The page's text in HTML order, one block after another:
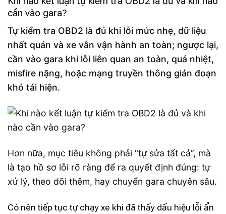
cần vào gara?
Tự kiểm tra OBD2 là đủ khi lỗi mức nhẹ, dữ liệu
nhất quán và xe vẫn vận hành an toàn; ngược lại,
cần vào gara khi lỗi liên quan an toàn, quá nhiệt,
misfire nặng, hoặc mạng truyền thông gián đoạn
khó tái hiện.
Hơn nữa, mục tiêu không phải “tự sửa tất cả”, mà
là tạo hồ sơ lỗi rõ ràng để ra quyết định đúng: tự
xử lý, theo dõi thêm, hay chuyển gara chuyên sâu.
Có nên tiếp tục tự chạy xe khi đã thấy dấu hiệu lỗi ẩn